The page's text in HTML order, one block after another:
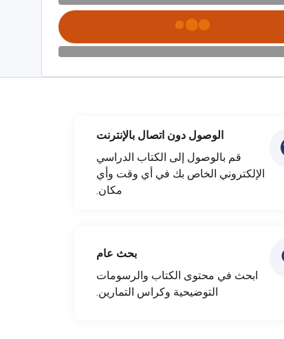
الوصول دون اتصال بالإنترنت
قم بالوصول إلى الكتاب الدراسي
الإلكتروني الخاص بك في أي وقت وأي
مكان.
بحث عام
ابحث في محتوى الكتاب والرسومات
التوضيحية وكراس التمارين.